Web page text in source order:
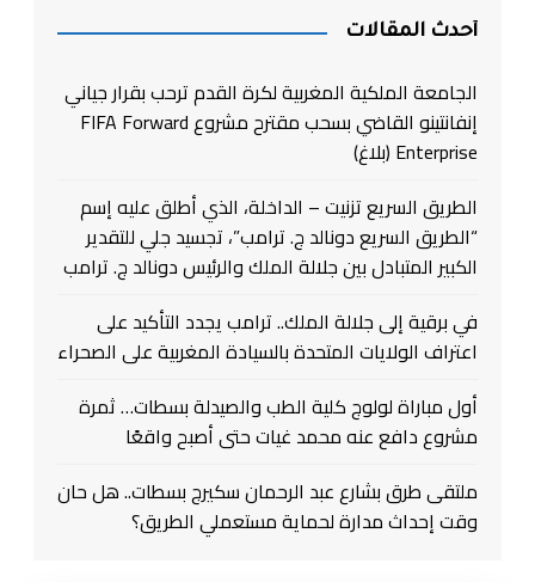
أحدث المقالات
الجامعة الملكية المغربية لكرة القدم ترحب بقرار جياني
إنفانتينو القاضي بسحب مقترح مشروع FIFA Forward
Enterprise (بلاغ)
الطريق السريع تزنيت – الداخلة، الذي أطلق عليه إسم
“الطريق السريع دونالد ج. ترامب”، تجسيد جلي للتقدير
الكبير المتبادل بين جلالة الملك والرئيس دونالد ج. ترامب
في برقية إلى جلالة الملك.. ترامب يجدد التأكيد على
اعتراف الولايات المتحدة بالسيادة المغربية على الصحراء
أول مباراة لولوج كلية الطب والصيدلة بسطات… ثمرة
مشروع دافع عنه محمد غيات حتى أصبح واقعًا
ملتقى طرق بشارع عبد الرحمان سكيرج بسطات.. هل حان
وقت إحداث مدارة لحماية مستعملي الطريق؟